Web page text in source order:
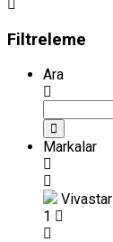
Filtreleme
Ara
Markalar
Vivastar
1